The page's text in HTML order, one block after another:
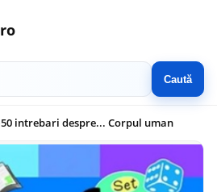
Caută
50 intrebari despre... Corpul uman